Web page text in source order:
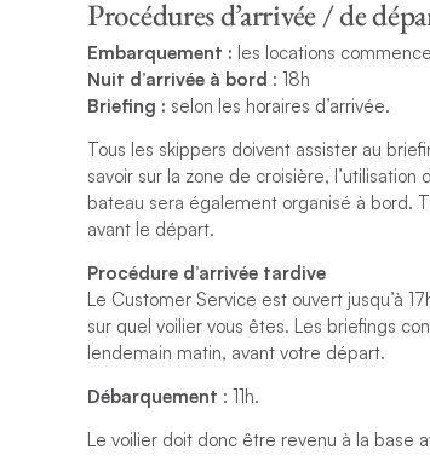
Procédures d’arrivée / de
Embarquement : les locations
Nuit d’arrivée à bord : 18h
Briefing : selon les horaires d’arrivée.
Tous les skippers doivent assister au
savoir sur la zone de croisière,
bateau sera également organisé à bord.
avant le départ.
Procédure d’arrivée tardive
Le Customer Service est ouvert jusqu’à
sur quel voilier vous êtes. Les briefings
lendemain matin, avant votre départ.
Débarquement : 11h.
Le voilier doit donc être revenu à la base